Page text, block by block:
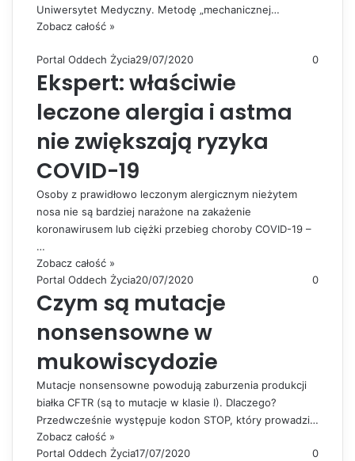
Uniwersytet Medyczny. Metodę „mechanicznej…
Zobacz całość »
Portal Oddech Życia29/07/2020 0
Ekspert: właściwie
leczone alergia i astma
nie zwiększają ryzyka
COVID-19
Osoby z prawidłowo leczonym alergicznym nieżytem
nosa nie są bardziej narażone na zakażenie
koronawirusem lub ciężki przebieg choroby COVID-19 –
…
Zobacz całość »
Portal Oddech Życia20/07/2020 0
Czym są mutacje
nonsensowne w
mukowiscydozie
Mutacje nonsensowne powodują zaburzenia produkcji
białka CFTR (są to mutacje w klasie I). Dlaczego?
Przedwcześnie występuje kodon STOP, który prowadzi…
Zobacz całość »
Portal Oddech Życia17/07/2020 0